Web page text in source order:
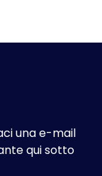
una e-mail
qui sotto